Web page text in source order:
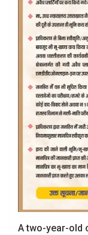
A two-year-old